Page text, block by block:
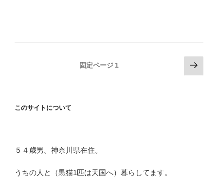
ペ
固定ページ 1
次
の
このサイトについて
５４歳男。神奈川県在住。
うちの人と（黒猫1匹は天国へ）暮らしてます。